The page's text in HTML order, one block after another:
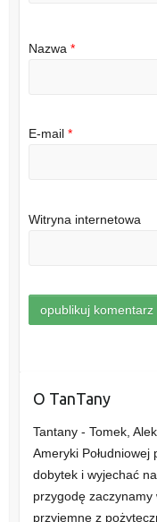
Nazwa *
E-mail *
Witryna internetowa
O TanTany
Tantany - Tomek,
Ameryki Południowej
dobytek i wyjechać
przygodę zaczynamy
przyjemne z